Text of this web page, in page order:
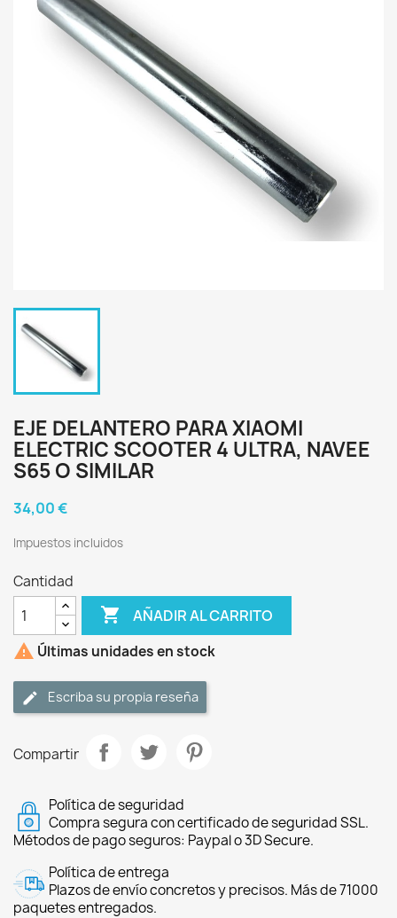
EJE DELANTERO PARA XIAOMI
ELECTRIC SCOOTER 4 ULTRA, NAVEE
S65 O SIMILAR
34,00 €
Impuestos incluidos
Cantidad
 AÑADIR AL CARRITO
 Últimas unidades en stock
Escriba su propia reseña
Compartir
Política de seguridad
Compra segura con certificado de seguridad SSL.
Métodos de pago seguros: Paypal o 3D Secure.
Política de entrega
Plazos de envío concretos y precisos. Más de 71000
paquetes entregados.